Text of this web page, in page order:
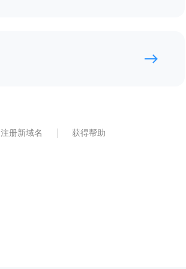
注册新域名 获得帮助